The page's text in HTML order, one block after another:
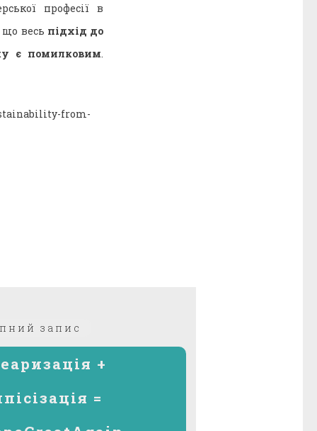
професії в
що весь підхід до
є помилковим.
from-
запис
запис:
+
=